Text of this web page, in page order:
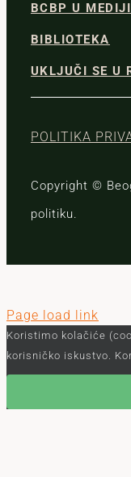
BCBP U
BIBLIOTEKA
UKLJUČI SE U
POLITIKA
Copyright ©
politiku.
Page load link
Koristimo kolačiće
korisničko iskustvo.